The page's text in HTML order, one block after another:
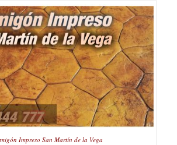
Impreso San Martín de la Vega